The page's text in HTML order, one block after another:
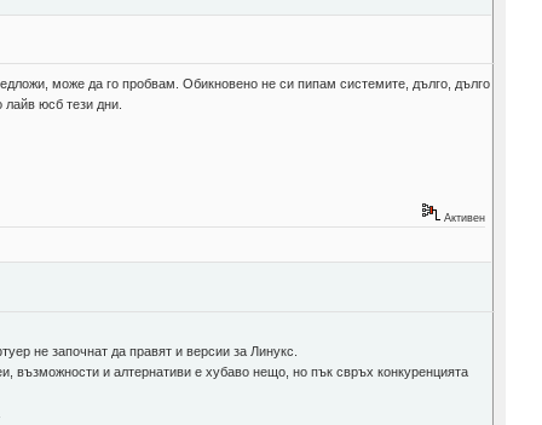
може да го пробвам. Обикновено не си пипам системите, дълго, дълго
юсб тези дни.
Активен
не започнат да правят и версии за Линукс.
възможности и алтернативи е хубаво нещо, но пък свръх конкуренцията